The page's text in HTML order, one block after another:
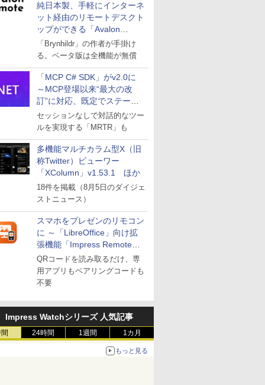
純日本製、手軽にインターネ
ット経由のリモートデスクト
ップができる「Avalon
remote」
「Brynhildr」の作者が手掛け
る。ベータ版は全機能が無償
「MCP C# SDK」がv2.0に
～MCP登場以来“最大の改
訂”に対応、既定でステート
レスへ
セッションなしで対話的なツー
ルを実現する「MRTR」も
多機能マルチカラム型X（旧
称Twitter）ビューワー
「XColumn」v1.53.1 ほか
18件を掲載（8月5日のダイジェ
ストニュース）
スマホをプレゼンのリモコン
に ～「LibreOffice」向け拡
張機能「Impress Remote」
が公開
QRコードを読み取るだけ、専
用アプリもペアリングコードも
不要
Impress Watchシリーズ 人気記事
24時間 1週間 1カ月
もっと見る